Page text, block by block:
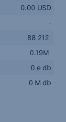
0.00 USD
-
88 212
0.19M
0 e db
0 M db